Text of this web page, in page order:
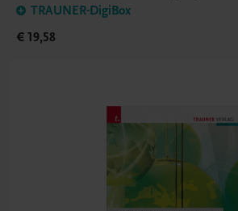
TRAUNER-DigiBox
€ 19,58